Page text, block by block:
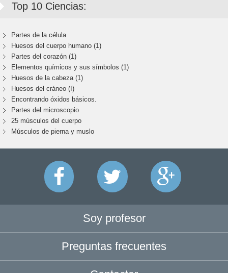
Top 10 Ciencias:
Partes de la célula
Huesos del cuerpo humano (1)
Partes del corazón (1)
Elementos químicos y sus símbolos (1)
Huesos de la cabeza (1)
Huesos del cráneo (I)
Encontrando óxidos básicos.
Partes del microscopio
25 músculos del cuerpo
Músculos de pierna y muslo
Soy profesor
Preguntas frecuentes